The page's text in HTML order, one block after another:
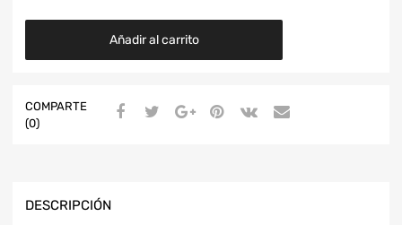
Añadir al carrito
COMPARTE
(0)
DESCRIPCIÓN